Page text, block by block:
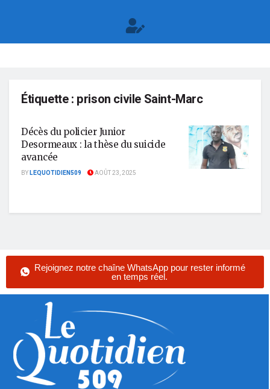
Étiquette : prison civile Saint-Marc
Décès du policier Junior
Desormeaux : la thèse du suicide
avancée
BYLEQUOTIDIEN509 AOÛT 23, 2025
Rejoignez notre chaîne WhatsApp pour rester informé
en temps réel.